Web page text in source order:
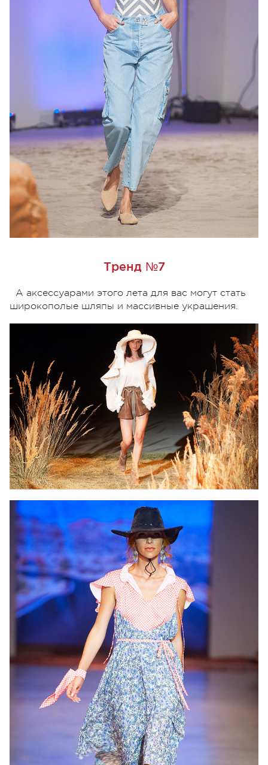
Тренд №7
А аксессуарами этого лета для вас могут стать
широкополые шляпы и массивные украшения.